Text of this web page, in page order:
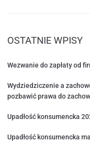
OSTATNIE WPISY
Wezwanie do zapłaty od
Wydziedziczenie a
pozbawić prawa do
Upadłość konsumencka
Upadłość konsumencka